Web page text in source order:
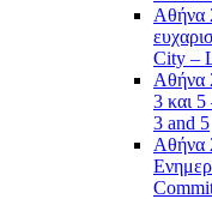
Αθήνα
City –
Αθήνα
3 και
3 and 5
Αθήνα